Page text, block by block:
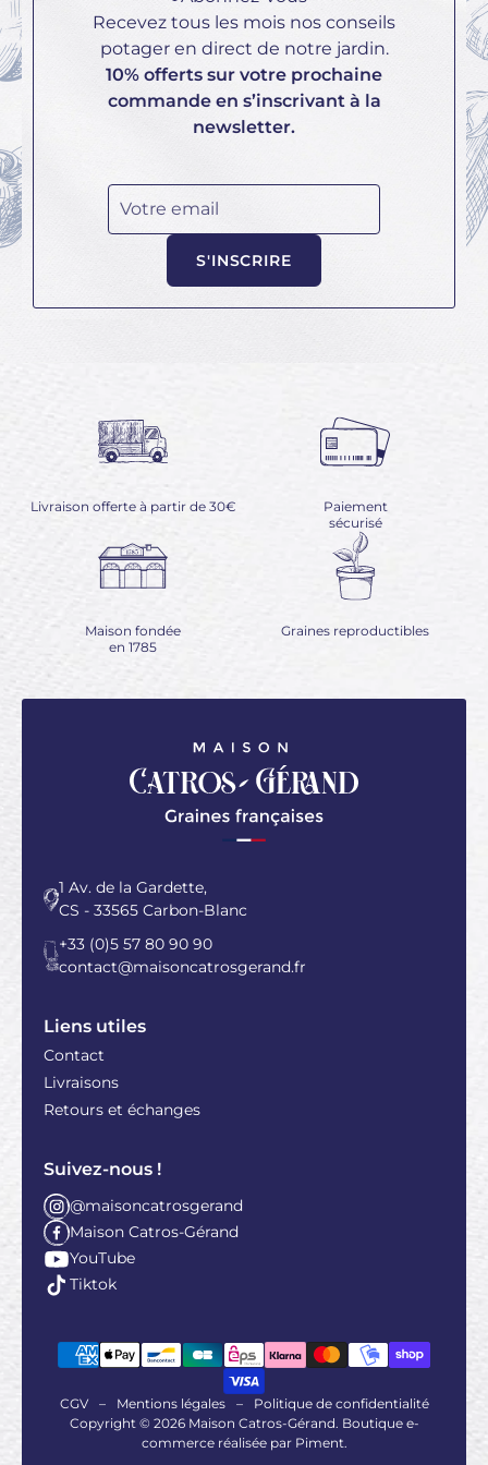
Recevez tous les mois nos conseils
potager en direct de notre jardin.
10% offerts sur votre prochaine
commande en s’inscrivant à la
newsletter.
Votre email
S'INSCRIRE
Livraison offerte à partir de 30€
Paiement
sécurisé
Maison fondée
en 1785
Graines reproductibles
1 Av. de la Gardette,
CS - 33565 Carbon-Blanc
+33 (0)5 57 80 90 90
contact@maisoncatrosgerand.fr
Liens utiles
Contact
Livraisons
Retours et échanges
Suivez-nous !
@maisoncatrosgerand
Maison Catros-Gérand
YouTube
Tiktok
CGV – Mentions légales –
Politique de confidentialité
Copyright © 2026 Maison Catros-Gérand. Boutique e-
commerce réalisée par Piment.